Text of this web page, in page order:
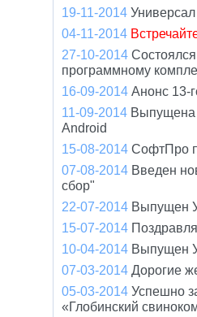
19-11-2014
04-11-2014
27-10-2014
программному
16-09-2014 Анонс 13-
11-09-2014 Выпущена
Android
15-08-2014 СофтПро
07-08-2014 Введен
сбор"
22-07-2014 Выпущен
15-07-2014
10-04-2014 Выпущен
07-03-2014 Дорогие
05-03-2014 Успешно
«Глобинский